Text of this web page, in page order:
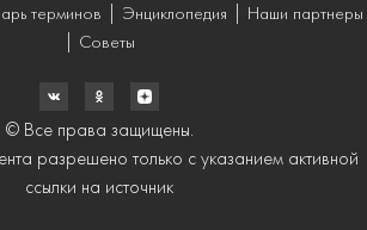
терминов Энциклопедия
Наши партнеры
Советы
© Все права защищены.
разрешено только с указанием активной
ссылки на источник